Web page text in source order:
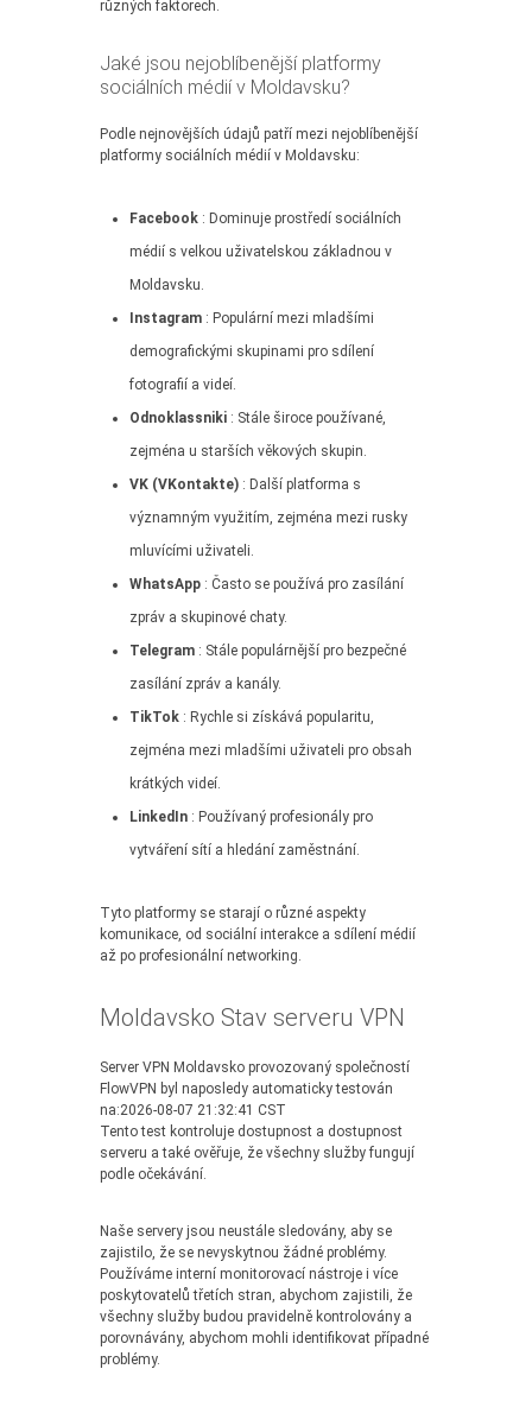
různých faktorech.
Jaké jsou nejoblíbenější platformy
sociálních médií v Moldavsku?
Podle nejnovějších údajů patří mezi nejoblíbenější
platformy sociálních médií v Moldavsku:
Facebook : Dominuje prostředí sociálních
médií s velkou uživatelskou základnou v
Moldavsku.
Instagram : Populární mezi mladšími
demografickými skupinami pro sdílení
fotografií a videí.
Odnoklassniki : Stále široce používané,
zejména u starších věkových skupin.
VK (VKontakte) : Další platforma s
významným využitím, zejména mezi rusky
mluvícími uživateli.
WhatsApp : Často se používá pro zasílání
zpráv a skupinové chaty.
Telegram : Stále populárnější pro bezpečné
zasílání zpráv a kanály.
TikTok : Rychle si získává popularitu,
zejména mezi mladšími uživateli pro obsah
krátkých videí.
LinkedIn : Používaný profesionály pro
vytváření sítí a hledání zaměstnání.
Tyto platformy se starají o různé aspekty
komunikace, od sociální interakce a sdílení médií
až po profesionální networking.
Moldavsko Stav serveru VPN
Server VPN Moldavsko provozovaný společností
FlowVPN byl naposledy automaticky testován
na:2026-08-07 21:32:41 CST
Tento test kontroluje dostupnost a dostupnost
serveru a také ověřuje, že všechny služby fungují
podle očekávání.
Naše servery jsou neustále sledovány, aby se
zajistilo, že se nevyskytnou žádné problémy.
Používáme interní monitorovací nástroje i více
poskytovatelů třetích stran, abychom zajistili, že
všechny služby budou pravidelně kontrolovány a
porovnávány, abychom mohli identifikovat případné
problémy.